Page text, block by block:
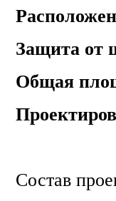
Защита от
Общая
Состав